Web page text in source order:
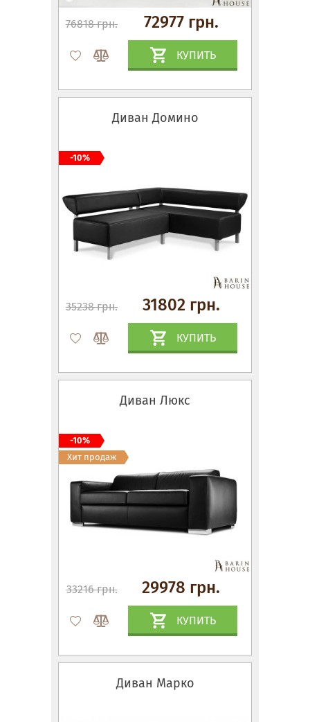
76818 грн. 72977 грн.
КУПИТЬ
Диван Домино
35238 грн. 31802 грн.
КУПИТЬ
-10%
Диван Люкс
33216 грн. 29978 грн.
КУПИТЬ
-10%
Хит продаж
Диван Марко